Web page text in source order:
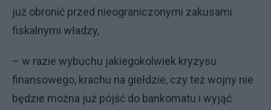
już obronić przed nieograniczonymi zakusami
fiskalnymi władzy,
– w razie wybuchu jakiegokolwiek kryzysu
finansowego, krachu na giełdzie, czy też wojny nie
będzie można już pójść do bankomatu i wyjąć